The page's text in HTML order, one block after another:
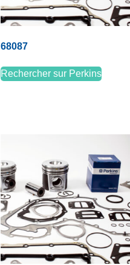
68087
Rechercher sur Perkins